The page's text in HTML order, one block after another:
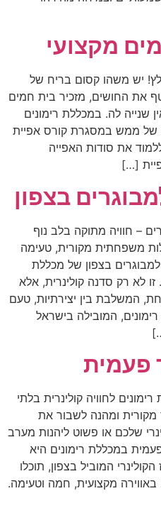
מקצועי
יש משהו קסום בריח של
את החושים, מזכיר בית חמים
שנייה לה. במכללת רימונים
של ממש במסגרת קורס אפיית
את סודות האפייה
[…]
בצפון
– חוויה מתוקה בלב נוף
משפחתית מקורית, טעימה
בצפון של מכללת
לא רק סדנה קולינרית, אלא
המשלבת בין יצירתיות, טעם
המובילה בישראל
פעמית
לחוויה קולינרית בלתי
ומהנה לשבור את
שלכם או פשוט ליהנות מערב
במכללת רימונים היא
המוביל בצפון, תוכלו
מקצועית, חמה וטעימה.